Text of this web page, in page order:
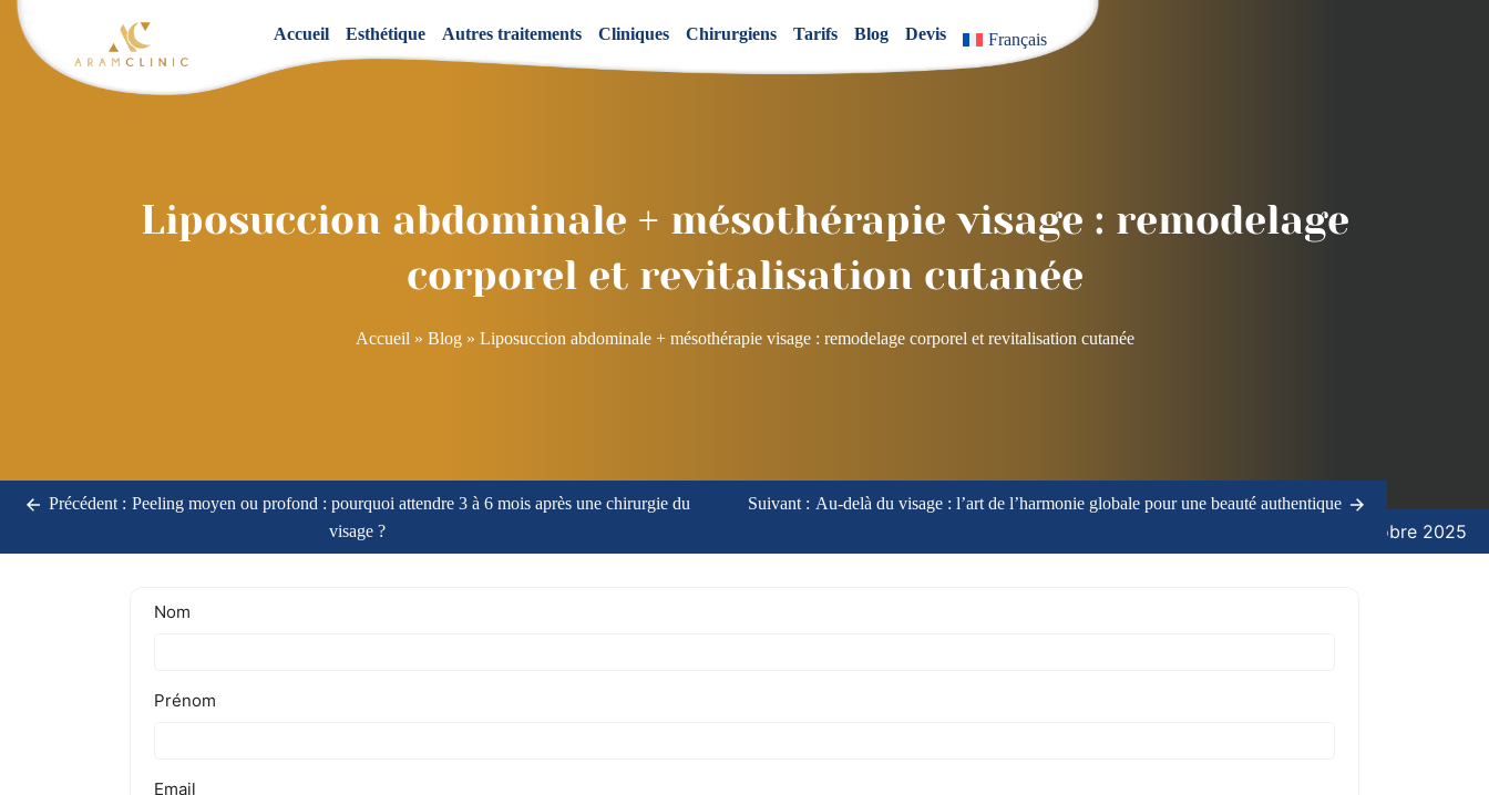
Accueil Esthétique Autres traitements Cliniques Chirurgiens Tarifs Blog Devis Français
Liposuccion abdominale + mésothérapie visage : remodelage
corporel et revitalisation cutanée
Accueil » Blog» Liposuccion abdominale + mésothérapie visage : remodelage corporel et revitalisation cutanée
7 octobre 2025
Précédent : Peeling moyen ou profond : pourquoi attendre 3 à 6 mois après une chirurgie du
visage ?
Suivant : Au-delà du visage : l’art de l’harmonie globale pour une beauté authentique